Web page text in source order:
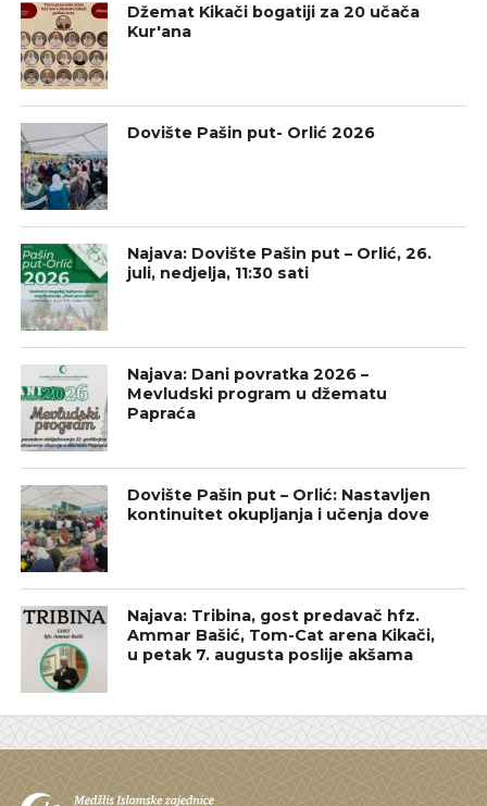
Džemat Kikači bogatiji za 20 učača
Kur'ana
Dovište Pašin put- Orlić 2026
Najava: Dovište Pašin put – Orlić, 26.
juli, nedjelja, 11:30 sati
Najava: Dani povratka 2026 –
Mevludski program u džematu
Papraća
Dovište Pašin put – Orlić: Nastavljen
kontinuitet okupljanja i učenja dove
Najava: Tribina, gost predavač hfz.
Ammar Bašić, Tom-Cat arena Kikači,
u petak 7. augusta poslije akšama